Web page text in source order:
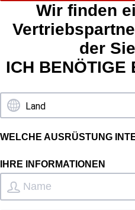
Wir finden
der
ICH BENÖTIGE
WELCHE AUSRÜSTUNG
IHRE INFORMATIONEN